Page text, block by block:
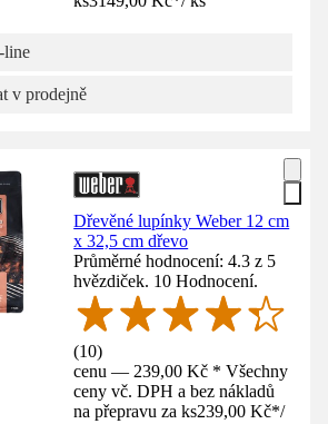
line
v prodejně
Dřevěné lupínky Weber 12 cm
x 32,5 cm dřevo
Průměrné hodnocení: 4.3 z 5
hvězdiček. 10 Hodnocení.
(10)
cenu — 239,00 Kč * Všechny
ceny vč. DPH a bez nákladů
na přepravu za ks239,00 Kč*/